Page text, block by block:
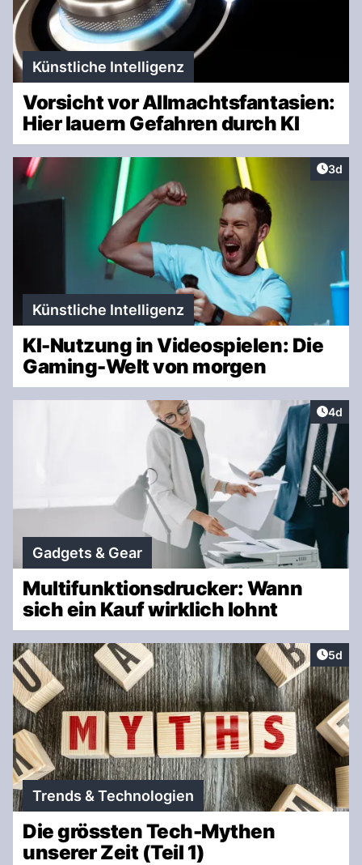
Künstliche Intelligenz
Vorsicht vor Allmachtsfantasien:
Hier lauern Gefahren durch KI
3d
Künstliche Intelligenz
KI-Nutzung in Videospielen: Die
Gaming-Welt von morgen
4d
Gadgets & Gear
Multifunktionsdrucker: Wann
sich ein Kauf wirklich lohnt
5d
Trends & Technologien
Die grössten Tech-Mythen
unserer Zeit (Teil 1)